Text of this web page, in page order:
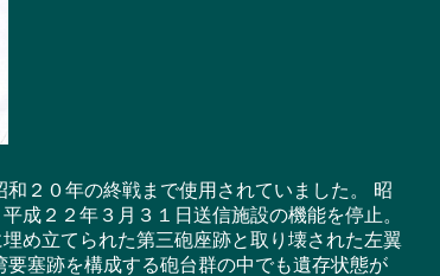
２０年の終戦まで使用されていました。 昭
成２２年３月３１日送信施設の機能を停止。
め立てられた第三砲座跡と取り壊された左翼
塞跡を構成する砲台群の中でも遺存状態が